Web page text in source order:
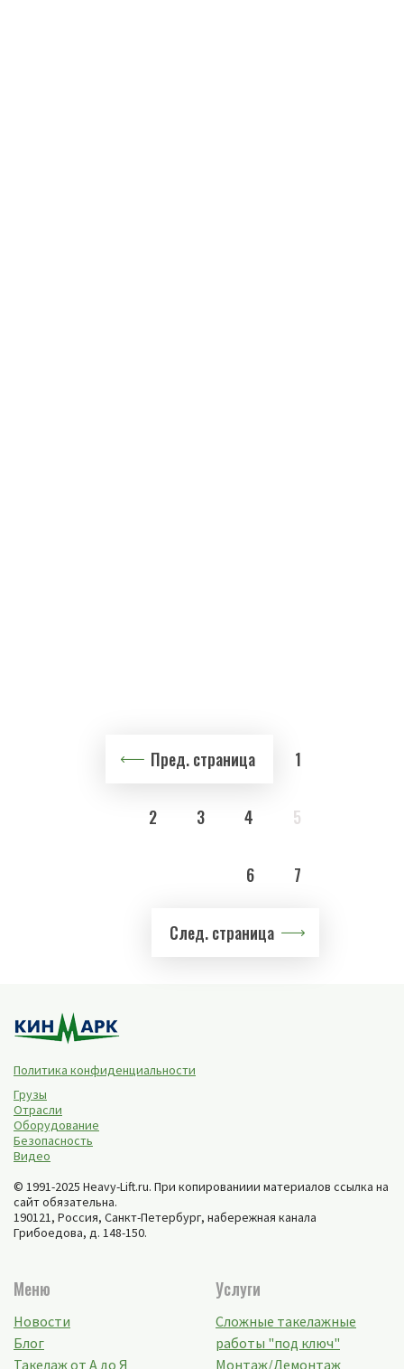
Пред. страница 1
2 3 4 5
6 7
След. страница
Политика конфиденциальности
Грузы
Отрасли
Оборудование
Безопасность
Видео
© 1991-2025 Heavy-Lift.ru. При копированиии материалов ссылка на
сайт обязательна.
190121, Россия, Санкт-Петербург, набережная канала
Грибоедова, д. 148-150.
Меню
Новости
Блог
Такелаж от А до Я
Услуги
Сложные такелажные
работы "под ключ"
Монтаж/Демонтаж